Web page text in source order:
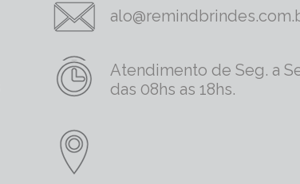
Atendimento de Seg. a
das 08hs as 18hs.